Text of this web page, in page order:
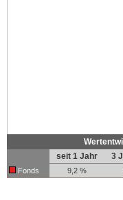
seit 1 Jahr
3
Fonds 9,2 %